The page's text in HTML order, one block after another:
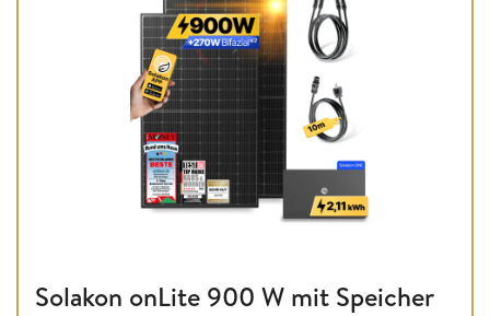
Solakon onLite 900 W mit Speicher